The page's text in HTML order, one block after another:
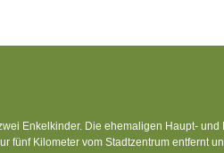
Enkelkinder. Die ehemaligen Haupt- und
fünf Kilometer vom Stadtzentrum entfernt